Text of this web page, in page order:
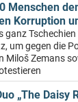
Menschen
Korruption
ganz
um gegen die
Miloš Zemans
„The Daisy